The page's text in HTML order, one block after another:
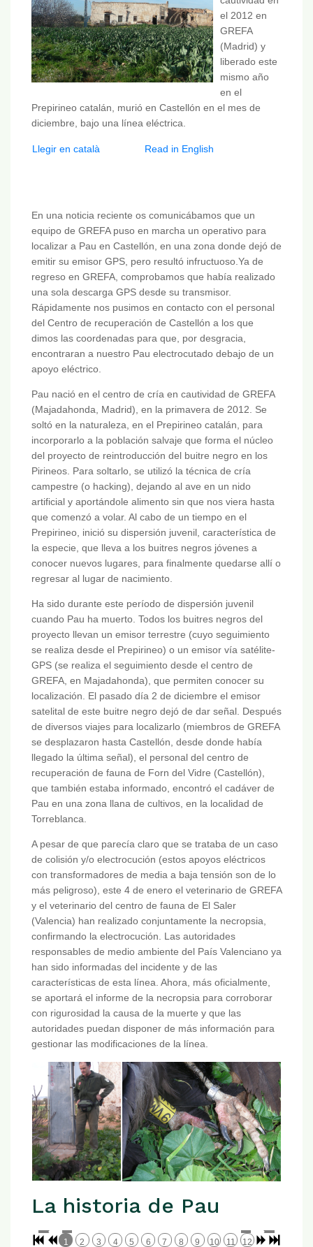
el 2012 en
GREFA
(Madrid) y
liberado este
mismo año
en el
Prepirineo catalán, murió en Castellón en el mes de
diciembre, bajo una línea eléctrica.
Llegir en català Read in English
En una noticia reciente os comunicábamos que un
equipo de GREFA puso en marcha un operativo para
localizar a Pau en Castellón, en una zona donde dejó de
emitir su emisor GPS, pero resultó infructuoso.Ya de
regreso en GREFA, comprobamos que había realizado
una sola descarga GPS desde su transmisor.
Rápidamente nos pusimos en contacto con el personal
del Centro de recuperación de Castellón a los que
dimos las coordenadas para que, por desgracia,
encontraran a nuestro Pau electrocutado debajo de un
apoyo eléctrico.
Pau nació en el centro de cría en cautividad de GREFA
(Majadahonda, Madrid), en la primavera de 2012. Se
soltó en la naturaleza, en el Prepirineo catalán, para
incorporarlo a la población salvaje que forma el núcleo
del proyecto de reintroducción del buitre negro en los
Pirineos. Para soltarlo, se utilizó la técnica de cría
campestre (o hacking), dejando al ave en un nido
artificial y aportándole alimento sin que nos viera hasta
que comenzó a volar. Al cabo de un tiempo en el
Prepirineo, inició su dispersión juvenil, característica de
la especie, que lleva a los buitres negros jóvenes a
conocer nuevos lugares, para finalmente quedarse allí o
regresar al lugar de nacimiento.
Ha sido durante este período de dispersión juvenil
cuando Pau ha muerto. Todos los buitres negros del
proyecto llevan un emisor terrestre (cuyo seguimiento
se realiza desde el Prepirineo) o un emisor vía satélite-
GPS (se realiza el seguimiento desde el centro de
GREFA, en Majadahonda), que permiten conocer su
localización. El pasado día 2 de diciembre el emisor
satelital de este buitre negro dejó de dar señal. Después
de diversos viajes para localizarlo (miembros de GREFA
se desplazaron hasta Castellón, desde donde había
llegado la última señal), el personal del centro de
recuperación de fauna de Forn del Vidre (Castellón),
que también estaba informado, encontró el cadáver de
Pau en una zona llana de cultivos, en la localidad de
Torreblanca.
A pesar de que parecía claro que se trataba de un caso
de colisión y/o electrocución (estos apoyos eléctricos
con transformadores de media a baja tensión son de lo
más peligroso), este 4 de enero el veterinario de GREFA
y el veterinario del centro de fauna de El Saler
(Valencia) han realizado conjuntamente la necropsia,
confirmando la electrocución. Las autoridades
responsables de medio ambiente del País Valenciano ya
han sido informadas del incidente y de las
características de esta línea. Ahora, más oficialmente,
se aportará el informe de la necropsia para corroborar
con rigurosidad la causa de la muerte y que las
autoridades puedan disponer de más información para
gestionar las modificaciones de la línea.
La historia de Pau
1 2 3 4 5 6 7 8 9 10 11 12